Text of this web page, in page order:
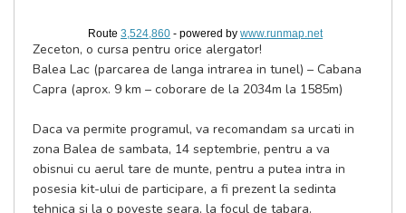
30KM
treizeciton Sambata / 17:00-22:00
@ Cabana Capra
Duminica / 07:00-07:45
@ Punct de alimentare P3
(parcare zona Balea Lac) 08:00 @ Balea Lac 6h (maxim ora
14:00)
maraton Sambata / 17:00-22:00
Route 3,524,860 - powered by www.runmap.net
Zeceton, o cursa pentru orice alergator!
Balea Lac (parcarea de langa intrarea in tunel) – Cabana
Capra (aprox. 9 km – coborare de la 2034m la 1585m)
Daca va permite programul, va recomandam sa urcati in
zona Balea de sambata, 14 septembrie, pentru a va
obisnui cu aerul tare de munte, pentru a putea intra in
posesia kit-ului de participare, a fi prezent la sedinta
tehnica si la o poveste seara, la focul de tabara.